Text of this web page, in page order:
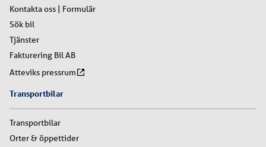
Kontakta oss | Formulär
Sök bil
Tjänster
Fakturering Bil AB
Atteviks pressrum
Transportbilar
Transportbilar
Orter & öppettider